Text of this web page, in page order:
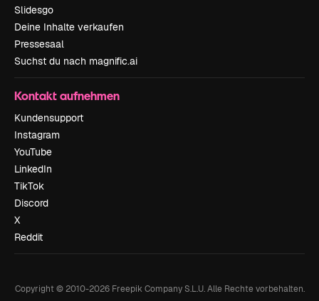
Slidesgo
Deine Inhalte verkaufen
Pressesaal
Suchst du nach magnific.ai
Kontakt aufnehmen
Kundensupport
Instagram
YouTube
LinkedIn
TikTok
Discord
X
Reddit
Copyright © 2010-2026Freepik Company S.L.U. Alle Rechte vorbehalten.